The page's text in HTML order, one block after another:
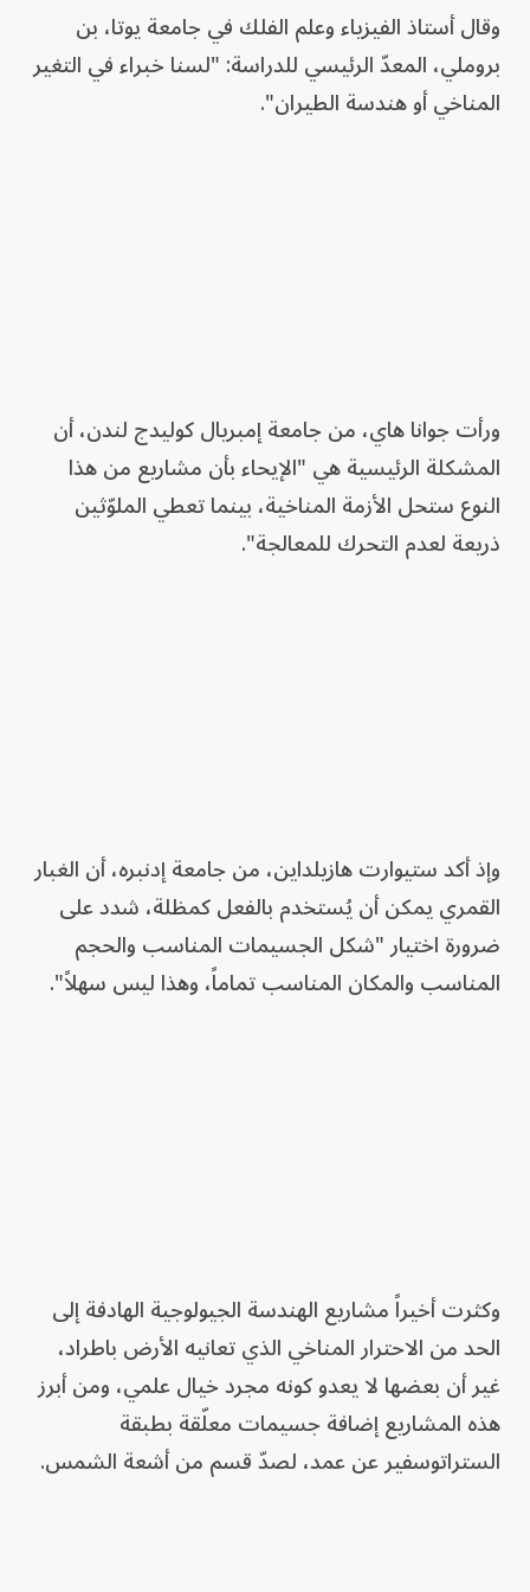
وقال أستاذ الفيزياء وعلم الفلك في جامعة يوتا، بن
بروملي، المعدّ الرئيسي للدراسة: "لسنا خبراء في التغير
المناخي أو هندسة الطيران".
ورأت جوانا هاي، من جامعة إمبريال كوليدج لندن، أن
المشكلة الرئيسية هي "الإيحاء بأن مشاريع من هذا
النوع ستحل الأزمة المناخية، بينما تعطي الملوّثين
ذريعة لعدم التحرك للمعالجة".
وإذ أكد ستيوارت هازيلداين، من جامعة إدنبره، أن الغبار
القمري يمكن أن يُستخدم بالفعل كمظلة، شدد على
ضرورة اختيار "شكل الجسيمات المناسب والحجم
المناسب والمكان المناسب تماماً، وهذا ليس سهلاً".
وكثرت أخيراً مشاريع الهندسة الجيولوجية الهادفة إلى
الحد من الاحترار المناخي الذي تعانيه الأرض باطراد،
غير أن بعضها لا يعدو كونه مجرد خيال علمي، ومن أبرز
هذه المشاريع إضافة جسيمات معلّقة بطبقة
الستراتوسفير عن عمد، لصدّ قسم من أشعة الشمس.